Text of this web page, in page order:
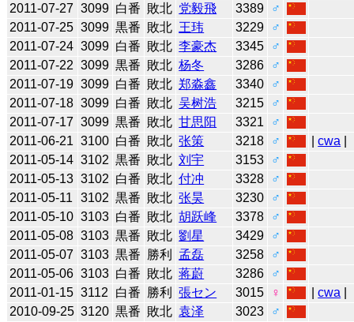
2011-07-27 3099 白番 敗北 党毅飛 3389
♂
2011-07-25 3099 黒番 敗北 王玮 3229
♂
2011-07-24 3099 白番 敗北 李豪杰 3345
♂
2011-07-22 3099 黒番 敗北 杨冬 3286
♂
2011-07-19 3099 白番 敗北 郑淼鑫 3340
♂
2011-07-18 3099 白番 敗北 吴树浩 3215
♂
2011-07-17 3099 黒番 敗北 甘思阳 3321
♂
2011-06-21 3100 白番 敗北 张策 3218 ♂ |cwa
2011-05-14 3102 黒番 敗北 刘宇 3153
♂
2011-05-13 3102 白番 敗北 付冲 3328
♂
2011-05-11
3102 黒番 敗北 张昊 3230
♂
2011-05-10 3103 白番 敗北 胡跃峰 3378
♂
2011-05-08 3103 黒番 敗北 劉星 3429
♂
2011-05-07 3103 黒番 勝利 孟磊 3258
♂
2011-05-06 3103 白番 敗北 蒋蔚 3286
♂
2011-01-15 3112 白番 勝利 張セン 3015 ♀ |cwa
2010-09-25 3120 黒番 敗北 袁泽 3023
♂